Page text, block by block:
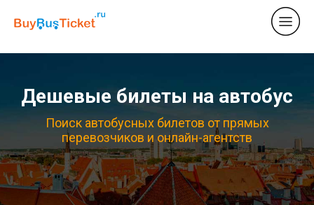
Дешевые билеты на автобус
Поиск автобусных билетов от прямых
перевозчиков и онлайн-агентств